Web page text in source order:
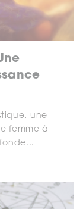
une
femme à